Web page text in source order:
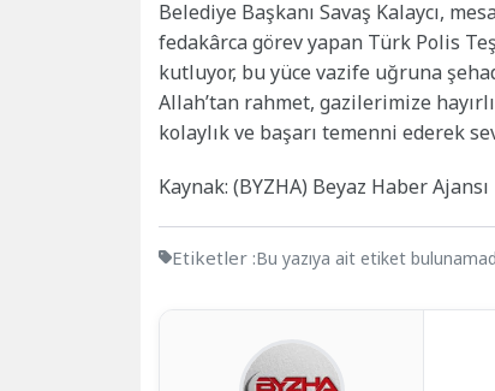
Belediye Başkanı Savaş Kalaycı,
fedakârca görev yapan Türk Polis
kutluyor, bu yüce vazife uğruna
Allah’tan rahmet, gazilerimize
kolaylık ve başarı temenni ederek
Kaynak: (BYZHA) Beyaz Haber Ajansı
Etiketler :Bu yazıya ait etiket